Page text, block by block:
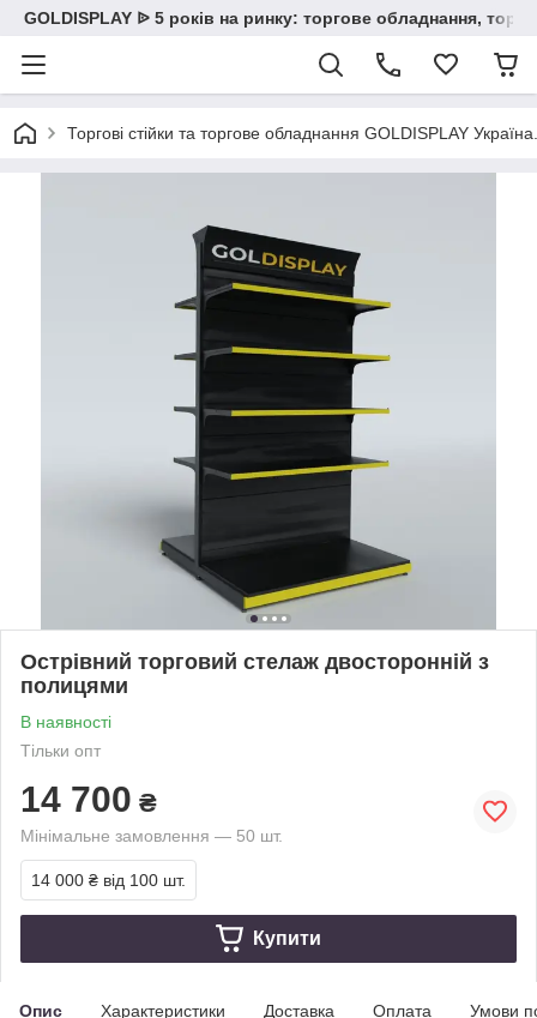
GOLDISPLAY ᐉ 5 років на ринку: торгове обладнання,
Торгові стійки та торгове обладнання GOLDISPLAY
Острівний торговий стелаж двосторонній з
полицями
В наявності
Тільки опт
14 700 ₴
Мінімальне замовлення — 50 шт.
14 000 ₴ від 100 шт.
Купити
Опис Характеристики Доставка Оплата Умови